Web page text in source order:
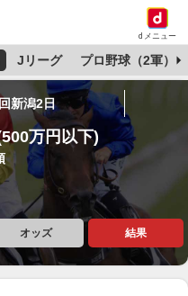
dメニュー
Jリーグ プロ野球（2軍）
新潟2日
万円以下)
オッズ 結果